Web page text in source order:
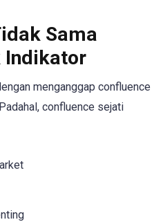
Sama
Indikator
menganggap confluence
confluence sejati